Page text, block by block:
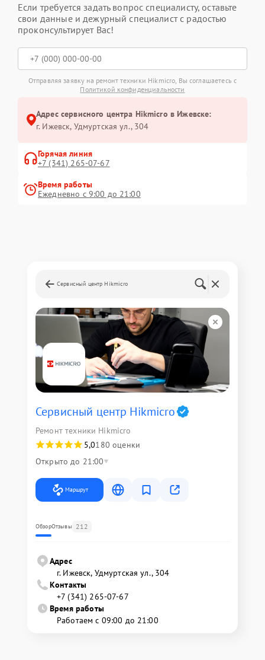
Если требуется задать вопрос специалисту, оставьте
свои данные и дежурный специалист с радостью
проконсультирует Вас!
Отправляя заявку на ремонт техники Hikmicro, Вы соглашаетесь с
Политикой конфиденциальности
Адрес сервисного центра Hikmicro в Ижевске:
г. Ижевск, Удмуртская ул., 304
Горячая линия
+7 (341) 265-07-67
Время работы
Ежедневно с 9:00 до 21:00
Сервисный центр Hikmicro
Сервисный центр Hikmicro
Ремонт техники Hikmicro
5,0180 оценки
Открыто до 21:00
Маршрут
ОбзорОтзывы 212
Адрес
г. Ижевск, Удмуртская ул., 304
Контакты
+7 (341) 265-07-67
Время работы
Работаем с 09:00 до 21:00